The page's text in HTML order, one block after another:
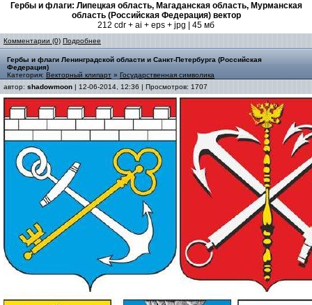
Гербы и флаги: Липецкая область, Магаданская область, Мурманская
область (Российская Федерация) вектор
212 cdr + ai + eps + jpg | 45 мб
Комментарии (0) Подробнее
Гербы и флаги Ленинградской области и Санкт-Петербурга (Российская
Федерация)
Категория: Векторный клипарт » Государственная символика
автор: shadowmoon | 12-06-2014, 12:36 | Просмотров: 1707